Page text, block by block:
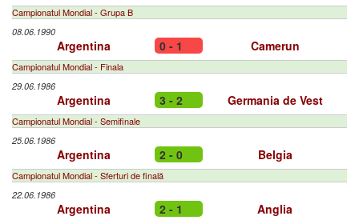
Campionatul Mondial - Grupa B
08.06.1990
Argentina 0 - 1 Camerun
Campionatul Mondial - Finala
29.06.1986
Argentina 3 - 2 Germania de Vest
Campionatul Mondial - Semifinale
25.06.1986
Argentina 2 - 0 Belgia
Campionatul Mondial - Sferturi de finală
22.06.1986
Argentina 2 - 1 Anglia